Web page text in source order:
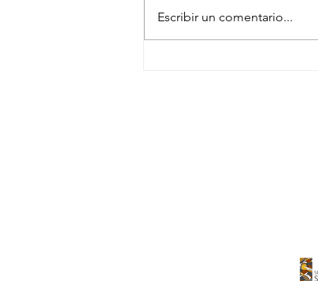
Escribir un comentario...